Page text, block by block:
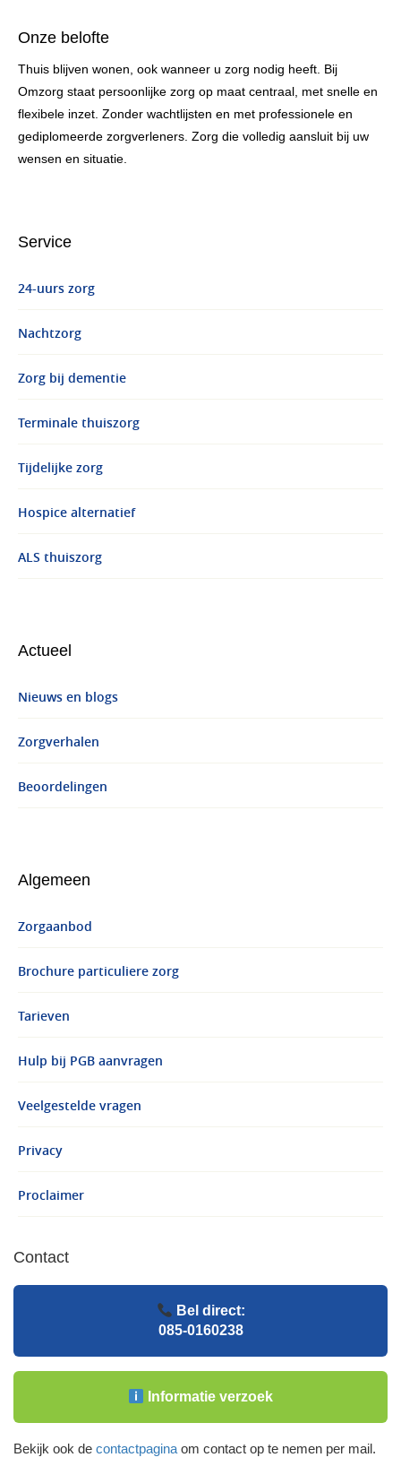
Onze belofte
Thuis blijven wonen, ook wanneer u zorg nodig heeft. Bij
Omzorg staat persoonlijke zorg op maat centraal, met snelle en
flexibele inzet. Zonder wachtlijsten en met professionele en
gediplomeerde zorgverleners. Zorg die volledig aansluit bij uw
wensen en situatie.
Service
24-uurs zorg
Nachtzorg
Zorg bij dementie
Terminale thuiszorg
Tijdelijke zorg
Hospice alternatief
ALS thuiszorg
Actueel
Nieuws en blogs
Zorgverhalen
Beoordelingen
Algemeen
Zorgaanbod
Brochure particuliere zorg
Tarieven
Hulp bij PGB aanvragen
Veelgestelde vragen
Privacy
Proclaimer
Contact
Bel direct:
085-0160238
Informatie verzoek
Bekijk ook de contactpagina om contact op te nemen per mail.